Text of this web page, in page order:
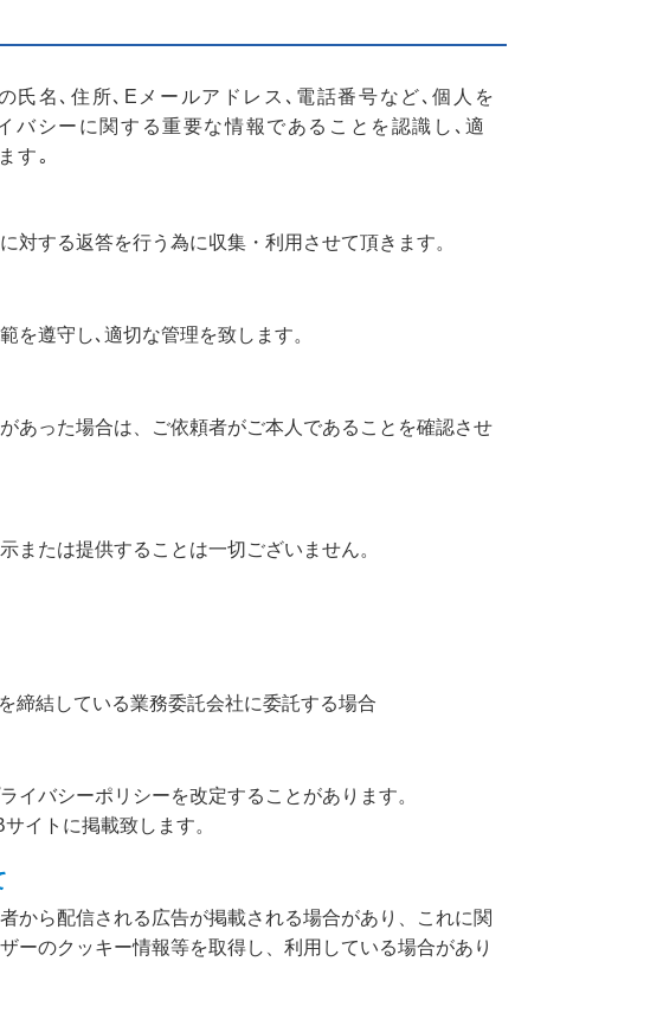
氏名､住所､Eメールアドレス､電話番号など､個人を
バシーに関する重要な情報であることを認識し､適
す｡
対する返答を行う為に収集・利用させて頂きます。
を遵守し､適切な管理を致します。
あった場合は、ご依頼者がご本人であることを確認させ
または提供することは一切ございません。
締結している業務委託会社に委託する場合
イバシーポリシーを改定することがあります。
イトに掲載致します。
から配信される広告が掲載される場合があり、これに関
ーのクッキー情報等を取得し、利用している場合があり